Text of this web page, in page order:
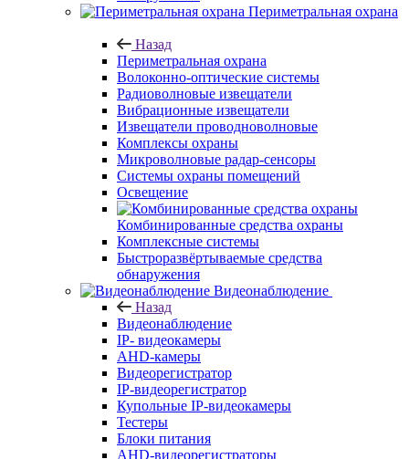
Периметральная охрана
Назад
Периметральная охрана
Волоконно-оптические системы
Радиоволновые извещатели
Вибрационные извещатели
Извещатели проводноволновые
Комплексы охраны
Микроволновые радар-сенсоры
Системы охраны помещений
Освещение
Комбинированные средства охраны
Комплексные системы
Быстроразвёртываемые средства
обнаружения
Видеонаблюдение
Назад
Видеонаблюдение
IP- видеокамеры
AHD-камеры
Видеорегистратор
IP-видеорегистратор
Купольные IP-видеокамеры
Тестеры
Блоки питания
AHD-видеорегистраторы